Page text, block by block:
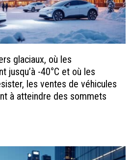
glaciaux, où les
jusqu’à -40°C et où les
les ventes de véhicules
à atteindre des sommets